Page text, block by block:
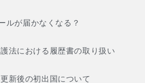
ルが届かなくなる？
法における履歴書の取り扱い
新後の初出国について